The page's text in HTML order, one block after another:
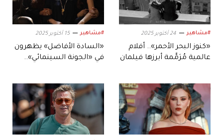
#مشاهير 24 أكتوبر 2025
«كنوز البحر الأحمر».. أفلام
عالمية مُرَمَّمة أبرزها فيلمان
#مشاهير 15 أكتوبر 2025
«السادة الأفاضل» يظهرون
في «الجونة السينمائي»..